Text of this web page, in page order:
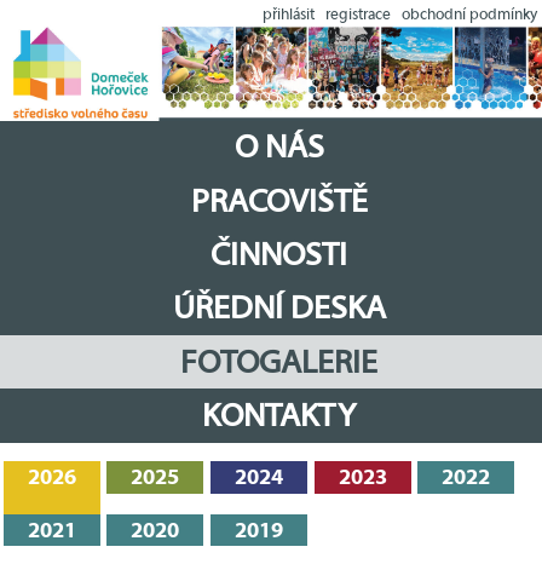
přihlásit registrace obchodní podmínky
O NÁS
PRACOVIŠTĚ
ČINNOSTI
ÚŘEDNÍ DESKA
FOTOGALERIE
KONTAKTY
2026 2025 2024 2023 2022
2021 2020 2019